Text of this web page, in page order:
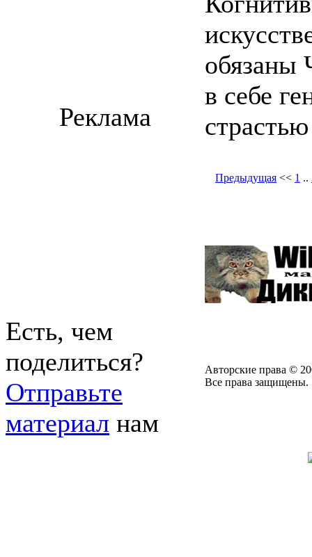
обязаны
в себе
Предыдущая << 1 ..
Реклама
Есть, чем
поделиться?
Отправьте
материал нам
Авторские права ©
Все права защищены.